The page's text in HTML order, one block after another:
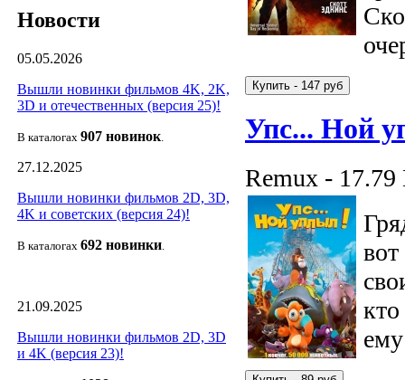
Новости
05.05.2026
Вышли новинки фильмов 4K, 2K,
3D и отечественных (версия 25)!
В каталогах 907 новинок.
27.12.2025
Вышли новинки фильмов 2D, 3D,
4K и советских (версия 24)!
В каталогах 692 новинки.
21.09.2025
Вышли новинки фильмов 2D, 3D
и 4K (версия 23)!
Упс... Ной
Remux - 17.79